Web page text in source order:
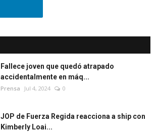
Fallece joven que quedó atrapado
accidentalmente en máq...
Prensa Jul 4, 2024 0
JOP de Fuerza Regida reacciona a ship con
Kimberly Loai...